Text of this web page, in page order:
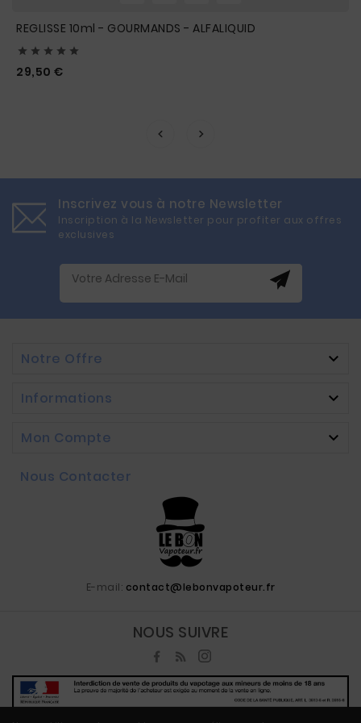
REGLISSE 10ml - GOURMANDS - ALFALIQUID
    
29,50 €
Inscrivez vous à notre Newsletter
Inscription à la Newsletter pour profiter aux offres
exclusives
Notre Offre 
Informations 
Mon Compte 
Nous Contacter
E-mail: contact@lebonvapoteur.fr
NOUS SUIVRE